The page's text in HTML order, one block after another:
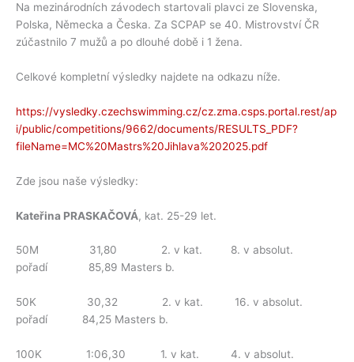
Na mezinárodních závodech startovali plavci ze Slovenska,
Polska, Německa a Česka. Za SCPAP se 40. Mistrovství ČR
zúčastnilo 7 mužů a po dlouhé době i 1 žena.
Celkové kompletní výsledky najdete na odkazu níže.
https://vysledky.czechswimming.cz/cz.zma.csps.portal.rest/ap
i/public/competitions/9662/documents/RESULTS_PDF?
fileName=MC%20Mastrs%20Jihlava%202025.pdf
Zde jsou naše výsledky:
Kateřina PRASKAČOVÁ, kat. 25-29 let.
50M 31,80 2. v kat. 8. v absolut.
pořadí 85,89 Masters b.
50K 30,32 2. v kat. 16. v absolut.
pořadí 84,25 Masters b.
100K 1:06,30 1. v kat. 4. v absolut.